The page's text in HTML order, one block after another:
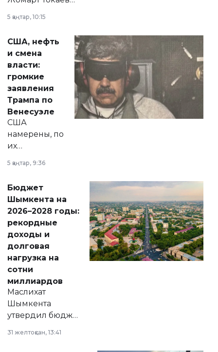
сразу несколько
актуальных тем —
от слухов о
политических
реформах до
вопросов армии,
экономики и
личного здоровья.
5 қаңтар, 10:15
США, нефть
и смена
власти:
громкие
заявления
Трампа по
Венесуэле
США
намерены, по
их
принести
народу
Венесуэлы.
5 қаңтар, 9:36
Бюджет
Шымкента на
2026–2028 годы:
рекордные
доходы и
долговая
нагрузка на
сотни
миллиардов
Маслихат
Шымкента
утвердил бюджет
2028 годы.
31 желтоқсан, 13:41